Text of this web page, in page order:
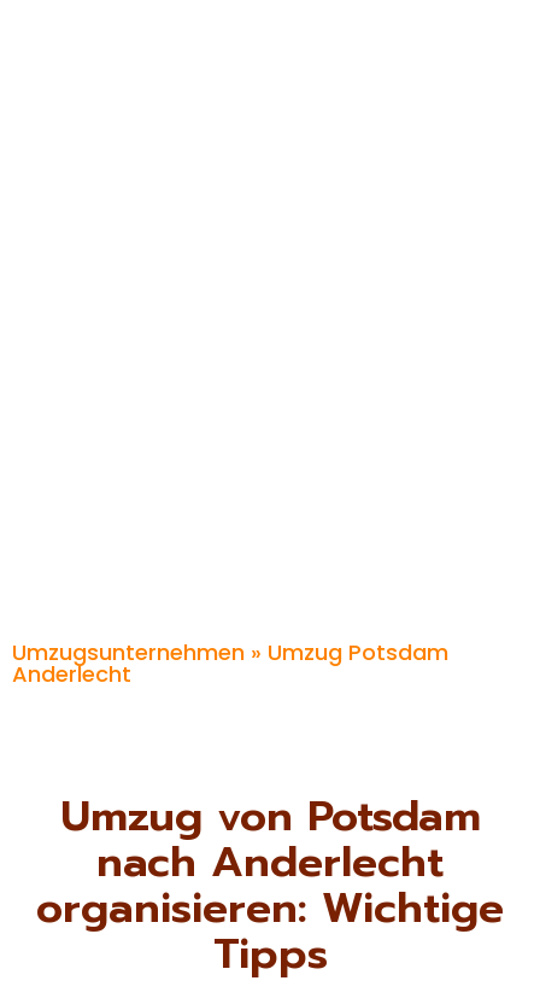
Umzugsunternehmen » Umzug Potsdam
Anderlecht
Umzug von Potsdam
nach Anderlecht
organisieren: Wichtige
Tipps